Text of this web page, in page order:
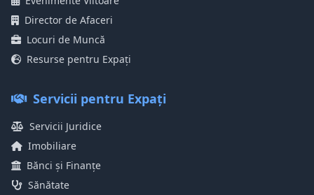
Director de Afaceri
Locuri de Muncă
Resurse pentru Expați
Servicii pentru Expați
Servicii Juridice
Imobiliare
Bănci și Finanțe
Sănătate